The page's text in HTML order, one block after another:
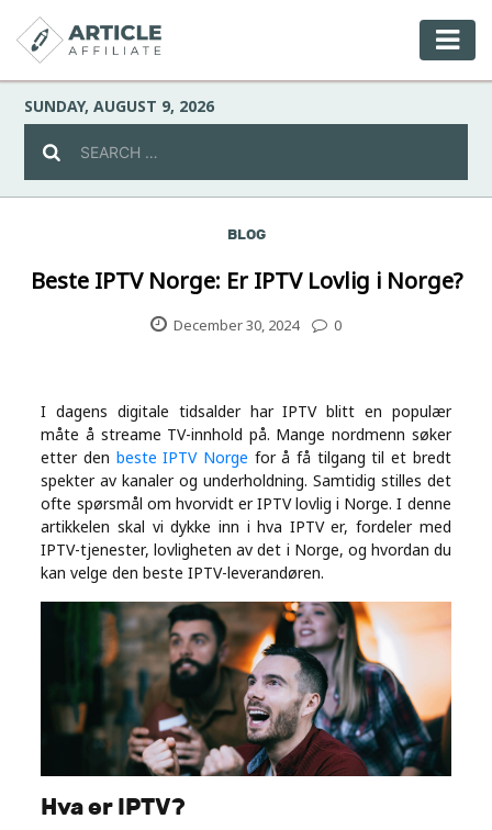
SUNDAY, AUGUST 9, 2026
Fashion
Industry
Contact
BLOG
Beste IPTV Norge: Er IPTV Lovlig i Norge?
December 30, 2024 0
I dagens digitale tidsalder har IPTV blitt en populær
måte å streame TV-innhold på. Mange nordmenn søker
etter den beste IPTV Norge for å få tilgang til et bredt
spekter av kanaler og underholdning. Samtidig stilles det
ofte spørsmål om hvorvidt er IPTV lovlig i Norge. I denne
artikkelen skal vi dykke inn i hva IPTV er, fordeler med
IPTV-tjenester, lovligheten av det i Norge, og hvordan du
kan velge den beste IPTV-leverandøren.
Hva er IPTV?